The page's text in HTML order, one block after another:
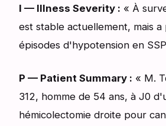
I — Illness Severity : « À
est stable actuellement, mais
épisodes d'hypotension en
P — Patient Summary : « M.
312, homme de 54 ans, à J0
hémicolectomie droite pour